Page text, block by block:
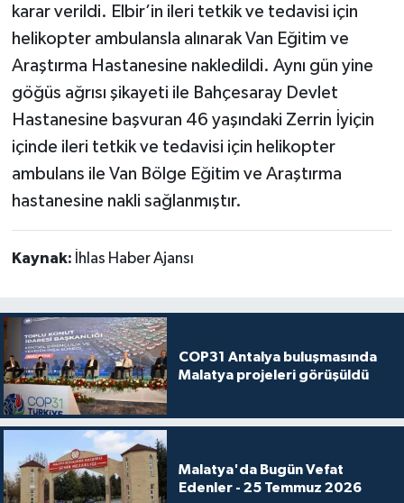
karar verildi. Elbir’in ileri tetkik ve tedavisi için
helikopter ambulansla alınarak Van Eğitim ve
Araştırma Hastanesine nakledildi. Aynı gün yine
göğüs ağrısı şikayeti ile Bahçesaray Devlet
Hastanesine başvuran 46 yaşındaki Zerrin İyiçin
içinde ileri tetkik ve tedavisi için helikopter
ambulans ile Van Bölge Eğitim ve Araştırma
hastanesine nakli sağlanmıştır.
Kaynak: İhlas Haber Ajansı
COP31 Antalya buluşmasında
Malatya projeleri görüşüldü
Malatya'da Bugün Vefat
Edenler - 25 Temmuz 2026